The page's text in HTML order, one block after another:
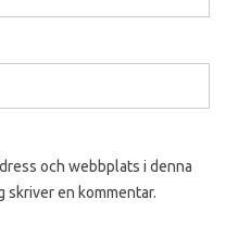
och webbplats i denna
skriver en kommentar.